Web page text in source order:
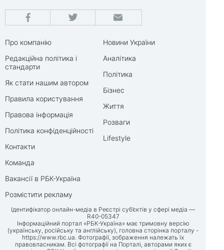
Про компанію
Редакційна політика і
стандарти
Як стати нашим автором
Правила користування
Правова інформація
Політика конфіденційності
Контакти
Команда
Вакансії в РБК-Україна
Розмістити рекламу
Новини України
Аналітика
Політика
Бізнес
Життя
Розваги
Lifestyle
Ідентифікатор онлайн-медіа в Реєстрі суб’єктів у сфері медіа —
R40-05347
Інформаційний портал «РБК-Україна» має тримовну версію
(українську, російську та англійську), головна сторінка порталу -
https://www.rbc.ua. Фотографії, зображення належать їх
правовласникам. Всі фотографії на Порталі, авторами яких є